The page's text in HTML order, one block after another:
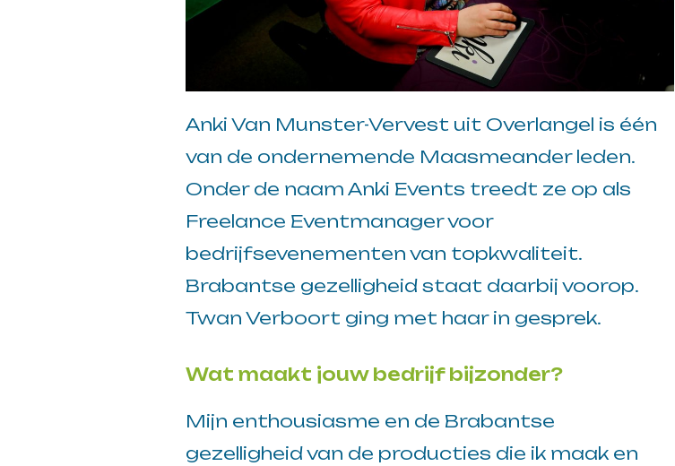
Anki Van Munster-Vervest uit Overlangel is één
van de ondernemende Maasmeander leden.
Onder de naam Anki Events treedt ze op als
Freelance Eventmanager voor
bedrijfsevenementen van topkwaliteit.
Brabantse gezelligheid staat daarbij voorop.
Twan Verboort ging met haar in gesprek.
Wat maakt jouw bedrijf bijzonder?
Mijn enthousiasme en de Brabantse
gezelligheid van de producties die ik maak en